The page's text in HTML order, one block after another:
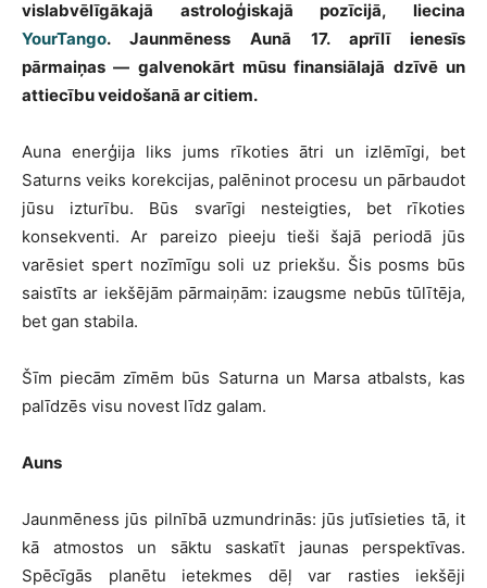
vislabvēlīgākajā astroloģiskajā pozīcijā, liecina
YourTango. Jaunmēness Aunā 17. aprīlī ienesīs
pārmaiņas — galvenokārt mūsu finansiālajā dzīvē un
attiecību veidošanā ar citiem.
Auna enerģija liks jums rīkoties ātri un izlēmīgi, bet
Saturns veiks korekcijas, palēninot procesu un pārbaudot
jūsu izturību. Būs svarīgi nesteigties, bet rīkoties
konsekventi. Ar pareizo pieeju tieši šajā periodā jūs
varēsiet spert nozīmīgu soli uz priekšu. Šis posms būs
saistīts ar iekšējām pārmaiņām: izaugsme nebūs tūlītēja,
bet gan stabila.
Šīm piecām zīmēm būs Saturna un Marsa atbalsts, kas
palīdzēs visu novest līdz galam.
Auns
Jaunmēness jūs pilnībā uzmundrinās: jūs jutīsieties tā, it
kā atmostos un sāktu saskatīt jaunas perspektīvas.
Spēcīgās planētu ietekmes dēļ var rasties iekšēji